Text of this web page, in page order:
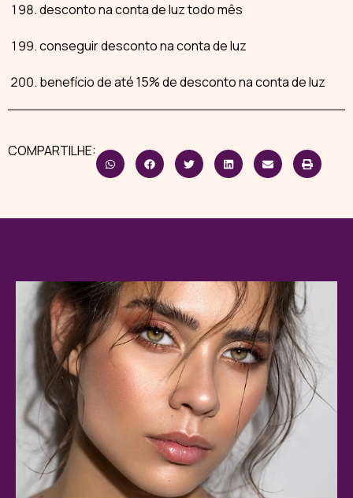
desconto na conta de luz todo mês
conseguir desconto na conta de luz
benefício de até 15% de desconto na conta de luz
COMPARTILHE: